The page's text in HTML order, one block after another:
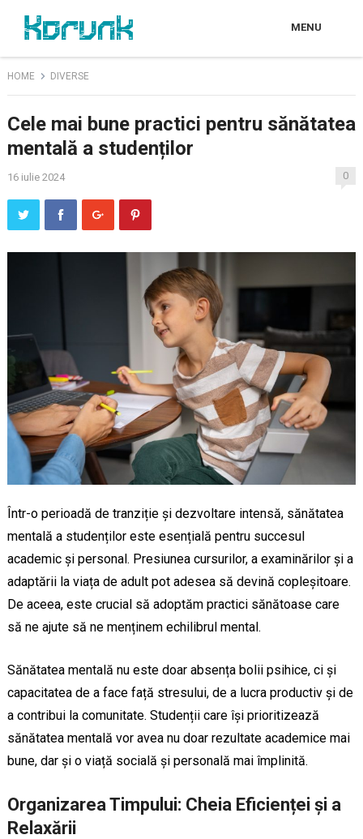
MENU
HOME DIVERSE
Cele mai bune practici pentru sănătatea
mentală a studenților
16 iulie 2024 0
Într-o perioadă de tranziție și dezvoltare intensă, sănătatea
mentală a studenților este esențială pentru succesul
academic și personal. Presiunea cursurilor, a examinărilor și a
adaptării la viața de adult pot adesea să devină copleșitoare.
De aceea, este crucial să adoptăm practici sănătoase care
să ne ajute să ne menținem echilibrul mental.
Sănătatea mentală nu este doar absența bolii psihice, ci și
capacitatea de a face față stresului, de a lucra productiv și de
a contribui la comunitate. Studenții care își prioritizează
sănătatea mentală vor avea nu doar rezultate academice mai
bune, dar și o viață socială și personală mai împlinită.
Organizarea Timpului: Cheia Eficienței și a
Relaxării